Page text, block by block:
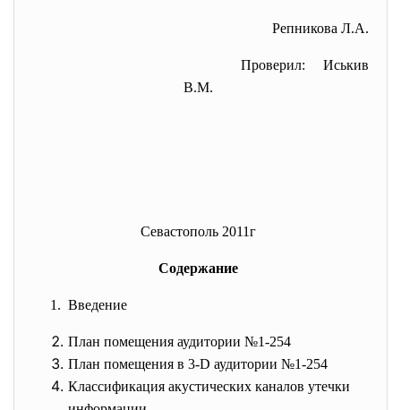
Репникова Л.А.
Проверил: Иськив
В.М.
Севастополь 2011г
Содержание
1. Введение
План помещения аудитории №1-254
План помещения в 3-D аудитории №1-254
Классификация акустических каналов утечки